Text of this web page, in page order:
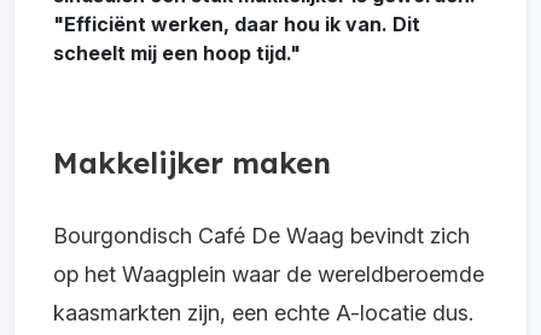
"Efficiënt werken, daar hou ik van. Dit
scheelt mij een hoop tijd."
Makkelijker maken
Bourgondisch Café De Waag bevindt zich
op het Waagplein waar de wereldberoemde
kaasmarkten zijn, een echte A-locatie dus.